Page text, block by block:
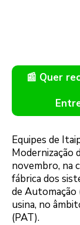
📰 Quer
Equipes de
Modernização
novembro, na
fábrica dos
de Automação
usina, no
(PAT).